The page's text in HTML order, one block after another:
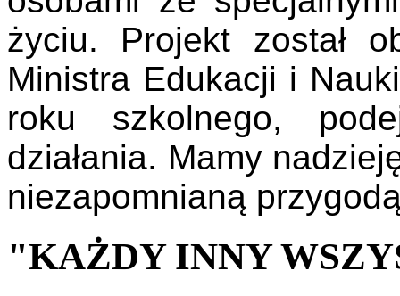
życiu. Projekt został
Ministra Edukacji i
roku szkolnego,
działania. Mamy
niezapomnianą
"KAŻDY INNY